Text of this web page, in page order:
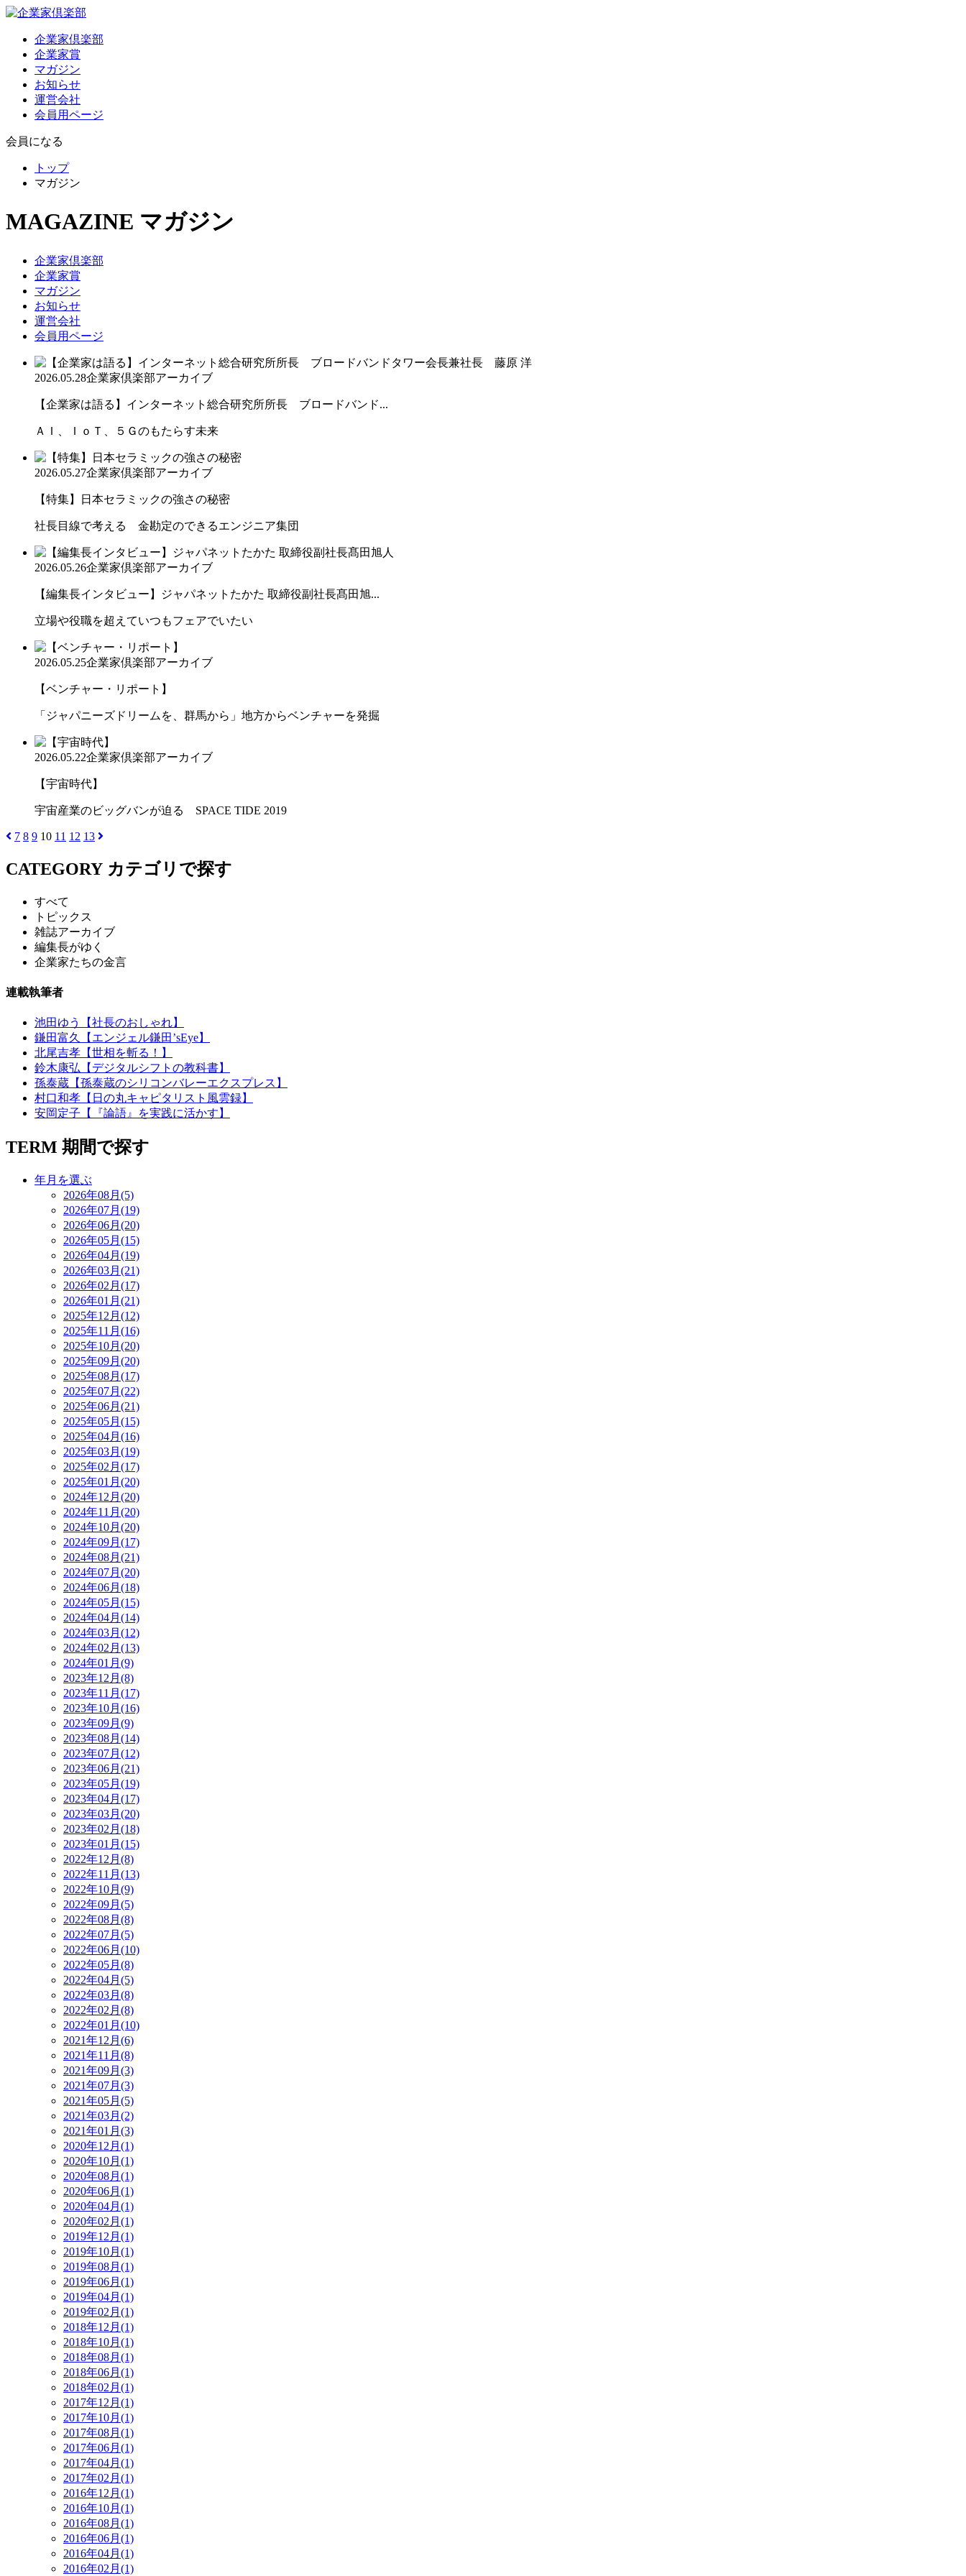
企業家倶楽部
企業家賞
マガジン
お知らせ
運営会社
会員用ページ
会員になる
トップ
マガジン
MAGAZINE マガジン
企業家倶楽部
企業家賞
マガジン
お知らせ
運営会社
会員用ページ
2026.05.28企業家倶楽部アーカイブ
【企業家は語る】インターネット総合研究所所長 ブロードバンド...
ＡＩ、ＩｏＴ、５Ｇのもたらす未来
2026.05.27企業家倶楽部アーカイブ
【特集】日本セラミックの強さの秘密
社長目線で考える 金勘定のできるエンジニア集団
2026.05.26企業家倶楽部アーカイブ
【編集長インタビュー】ジャパネットたかた 取締役副社長髙田旭...
立場や役職を超えていつもフェアでいたい
2026.05.25企業家倶楽部アーカイブ
【ベンチャー・リポート】
「ジャパニーズドリームを、群馬から」地方からベンチャーを発掘
2026.05.22企業家倶楽部アーカイブ
【宇宙時代】
宇宙産業のビッグバンが迫る SPACE TIDE 2019
7 8 9 10 11 12 13
CATEGORY カテゴリで探す
すべて
トピックス
雑誌アーカイブ
編集長がゆく
企業家たちの金言
連載執筆者
池田ゆう【社長のおしゃれ】
鎌田富久【エンジェル鎌田’sEye】
北尾吉孝【世相を斬る！】
鈴木康弘【デジタルシフトの教科書】
孫泰蔵【孫泰蔵のシリコンバレーエクスプレス】
村口和孝【日の丸キャピタリスト風雲録】
安岡定子【『論語』を実践に活かす】
TERM 期間で探す
年月を選ぶ
2026年08月(5)
2026年07月(19)
2026年06月(20)
2026年05月(15)
2026年04月(19)
2026年03月(21)
2026年02月(17)
2026年01月(21)
2025年12月(12)
2025年11月(16)
2025年10月(20)
2025年09月(20)
2025年08月(17)
2025年07月(22)
2025年06月(21)
2025年05月(15)
2025年04月(16)
2025年03月(19)
2025年02月(17)
2025年01月(20)
2024年12月(20)
2024年11月(20)
2024年10月(20)
2024年09月(17)
2024年08月(21)
2024年07月(20)
2024年06月(18)
2024年05月(15)
2024年04月(14)
2024年03月(12)
2024年02月(13)
2024年01月(9)
2023年12月(8)
2023年11月(17)
2023年10月(16)
2023年09月(9)
2023年08月(14)
2023年07月(12)
2023年06月(21)
2023年05月(19)
2023年04月(17)
2023年03月(20)
2023年02月(18)
2023年01月(15)
2022年12月(8)
2022年11月(13)
2022年10月(9)
2022年09月(5)
2022年08月(8)
2022年07月(5)
2022年06月(10)
2022年05月(8)
2022年04月(5)
2022年03月(8)
2022年02月(8)
2022年01月(10)
2021年12月(6)
2021年11月(8)
2021年09月(3)
2021年07月(3)
2021年05月(5)
2021年03月(2)
2021年01月(3)
2020年12月(1)
2020年10月(1)
2020年08月(1)
2020年06月(1)
2020年04月(1)
2020年02月(1)
2019年12月(1)
2019年10月(1)
2019年08月(1)
2019年06月(1)
2019年04月(1)
2019年02月(1)
2018年12月(1)
2018年10月(1)
2018年08月(1)
2018年06月(1)
2018年02月(1)
2017年12月(1)
2017年10月(1)
2017年08月(1)
2017年06月(1)
2017年04月(1)
2017年02月(1)
2016年12月(1)
2016年10月(1)
2016年08月(1)
2016年06月(1)
2016年04月(1)
2016年02月(1)